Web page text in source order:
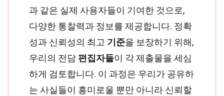
과 같은 실제 사용자들이 기여한 것으로,
다양한 통찰력과 정보를 제공합니다. 정확
성과 신뢰성의 최고 기준을 보장하기 위해,
우리의 전담 편집자들이 각 제출물을 세심
하게 검토합니다. 이 과정은 우리가 공유하
는 사실들이 흥미로울 뿐만 아니라 신뢰할